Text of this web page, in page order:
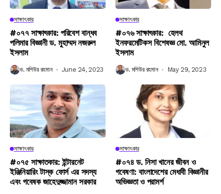
সাক্ষাৎকার
#০৭৭ সাক্ষাৎকার: পরিবেশ বান্ধব
পলিমার বিজ্ঞানী ড. মুহাম্মদ নজরুল
ইসলাম
ড. মশিউর রহমান June 24, 2023
সাক্ষাৎকার
#০৭৬ সাক্ষাৎকার: হেলথ
ইনফরমেটিকস বিশেষজ্ঞ মো. আমিনুল
ইসলাম
ড. মশিউর রহমান May 29, 2023
সাক্ষাৎকার
#০৭৫ সাক্ষাতকার: ইন্টারনেট
ইঞ্জিনিয়ারিং টাস্ক ফোর্স এর সদস্য
এবং গবেষক জাহেদুজ্জামান সরকার
সাক্ষাৎকার
#০৭৪ ড. নিসা খানের জীবন ও
গবেষণা: বাংলাদেশের মেধাবী বিজ্ঞানীর
অভিজ্ঞতা ও পরামর্শ